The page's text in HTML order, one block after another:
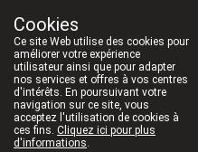
Aujourd'hui
Cookies
Ce site Web utilise des cookies pour
améliorer votre expérience
utilisateur ainsi que pour adapter
nos services et offres à vos centres
d'intérêts. En poursuivant votre
navigation sur ce site, vous
acceptez l'utilisation de cookies à
ces fins. Cliquez ici pour plus
d'informations.